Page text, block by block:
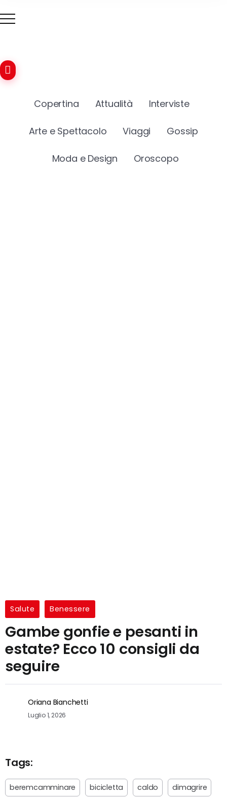
Copertina Attualità Interviste
Arte e Spettacolo Viaggi Gossip
Moda e Design Oroscopo
Salute Benessere
Gambe gonfie e pesanti in
estate? Ecco 10 consigli da
seguire
Oriana Bianchetti
Luglio 1, 2026
Tags:
beremcamminare bicicletta caldo dimagrire